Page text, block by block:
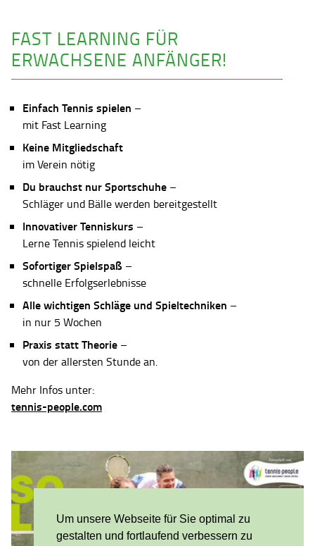
Um unsere Webseite für Sie optimal zu
gestalten und fortlaufend verbessern zu
FAST LEARNING FÜR
ERWACHSENE ANFÄNGER!
Einfach Tennis spielen –
mit Fast Learning
Keine Mitgliedschaft
im Verein nötig
Du brauchst nur Sportschuhe –
Schläger und Bälle werden bereitgestellt
Innovativer Tenniskurs –
Lerne Tennis spielend leicht
Sofortiger Spielspaß –
schnelle Erfolgserlebnisse
Alle wichtigen Schläge und Spieltechniken –
in nur 5 Wochen
Praxis statt Theorie –
von der allersten Stunde an.
Mehr Infos unter:
tennis-people.com